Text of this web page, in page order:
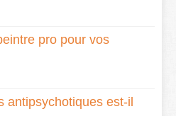
pro pour vos
antipsychotiques est-il